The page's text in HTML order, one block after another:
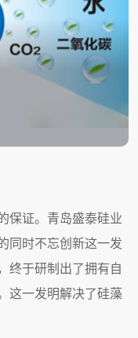
企业远道而
行莅临我司进行为期
购合作事宜进行了深
了多轮磋商，最终就
成共识，为后续合作
司考察 硅藻
，就明胶用硅藻土采
与商务洽谈。经过充
意向，并签署了长期
接待乌兹别
自乌兹别克斯坦的重
域的合作进行了深入
的沟通与信任，为今
行业盛会
亚洲国际精酿啤酒
大会旨在为全球精酿
流思想、促进合作的
品鉴会和商务洽谈等
应用优点
业填料应用在农药
草剂以及各种生物农
附性能强，容重轻，
混合均匀性好，使用
保湿、疏松土质、延
滤剂、合成填料和保
法国、丹麦、德国等
年消费量52.5万吨，
14%，其他占13%。
吨，助滤剂和工业填
？
用硅藻土粉制品可以
体粒子及细菌，起到
保证。青岛盛泰硅业
同时不忘创新这一发
终于研制出了拥有自
这一发明解决了硅藻
物壳体含量、原土化
行综合评价。
总部乔迁之
“高质量、高标准、
客户的认可和信任。
的发展战略与规划，
部办公室迁至胶州中
创新高
城——青岛，是一家
产、精品研发与制造
强大的营销网络及物
南亚、拉美、东欧等
关系。